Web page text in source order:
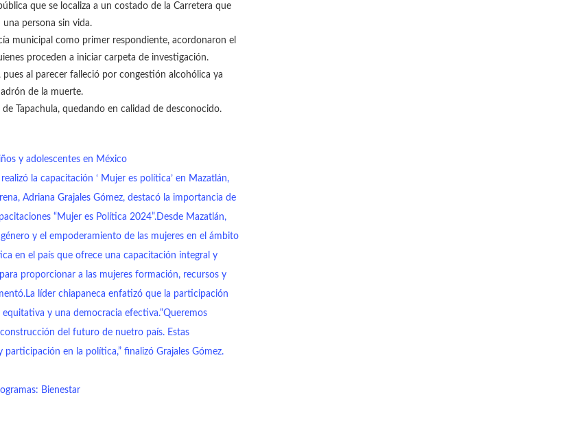
que se localiza a un costado de la Carretera que
persona sin vida.
municipal como primer respondiente, acordonaron el
proceden a iniciar carpeta de investigación.
al parecer falleció por congestión alcohólica ya
de la muerte.
Tapachula, quedando en calidad de desconocido.
y adolescentes en México
la capacitación ‘ Mujer es política’ en Mazatlán,
Adriana Grajales Gómez, destacó la importancia de
“Mujer es Política 2024”.Desde Mazatlán,
y el empoderamiento de las mujeres en el ámbito
en el país que ofrece una capacitación integral y
proporcionar a las mujeres formación, recursos y
líder chiapaneca enfatizó que la participación
y una democracia efectiva.“Queremos
del futuro de nuetro país. Estas
en la política,” finalizó Grajales Gómez.
Bienestar